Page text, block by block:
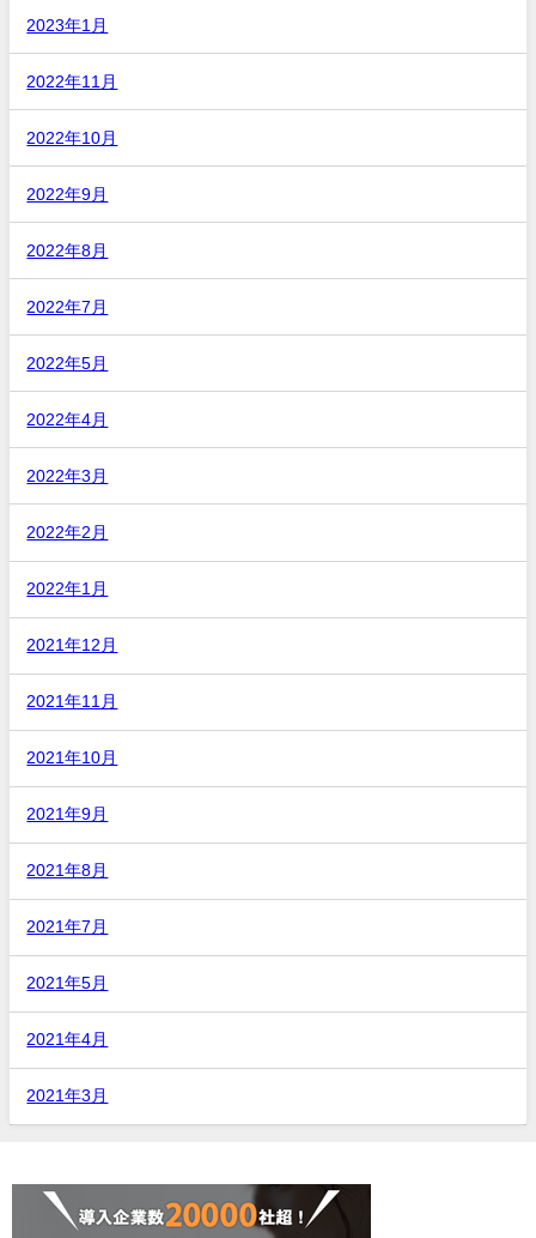
2023年1月
2022年11月
2022年10月
2022年9月
2022年8月
2022年7月
2022年5月
2022年4月
2022年3月
2022年2月
2022年1月
2021年12月
2021年11月
2021年10月
2021年9月
2021年8月
2021年7月
2021年5月
2021年4月
2021年3月